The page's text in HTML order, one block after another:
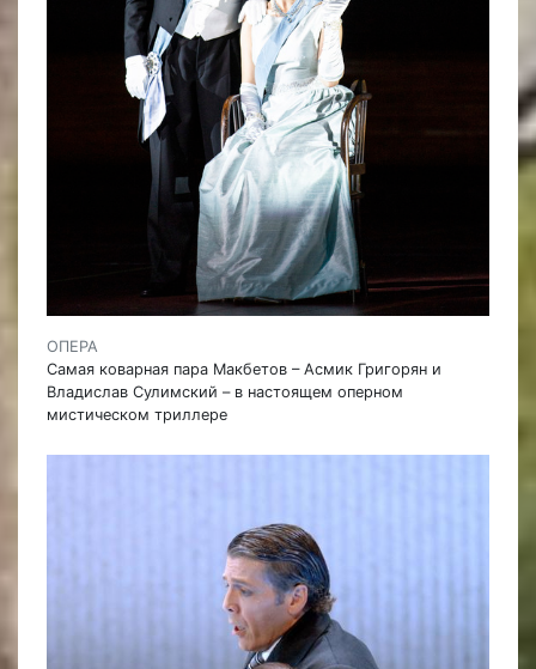
ОПЕРА
Самая коварная пара Макбетов – Асмик Григорян и
Владислав Сулимский – в настоящем оперном
мистическом триллере